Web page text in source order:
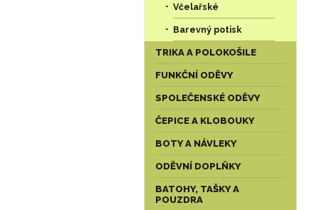
Včelařské
Barevný potisk
TRIKA A POLOKOŠILE
FUNKČNÍ ODĚVY
SPOLEČENSKÉ ODĚVY
ČEPICE A KLOBOUKY
BOTY A NÁVLEKY
ODĚVNÍ DOPLŇKY
BATOHY, TAŠKY A
POUZDRA